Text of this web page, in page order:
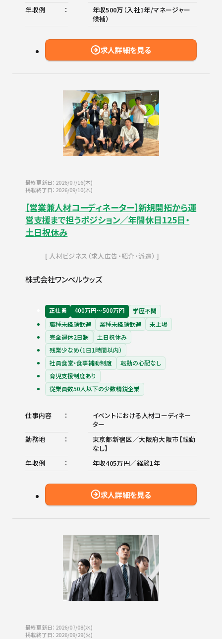
年収例
年収500万（入社1年/マネージャー
候補）
求人詳細を見る
最終更新日：2026/07/16(木)
掲載終了日：2026/09/10(木)
【営業兼人材コーディネーター】新規開拓から運
営支援まで担うポジション／年間休日125日・
土日祝休み
人材ビジネス（求人広告・紹介・派遣）
株式会社ワンベルウッズ
正社員 400万円〜500万円
学歴不問
職種未経験歓迎
業種未経験歓迎
未上場
完全週休2日制
土日祝休み
残業少なめ（1日1時間以内）
社員食堂・食事補助制度
転勤の心配なし
育児支援制度あり
従業員数50人以下の少数精鋭企業
仕事内容
イベントにおける人材コーディネー
ター
勤務地
東京都新宿区／大阪府大阪市【転勤
なし】
年収例
年収405万円／経験1年
求人詳細を見る
最終更新日：2026/07/08(水)
掲載終了日：2026/09/29(火)